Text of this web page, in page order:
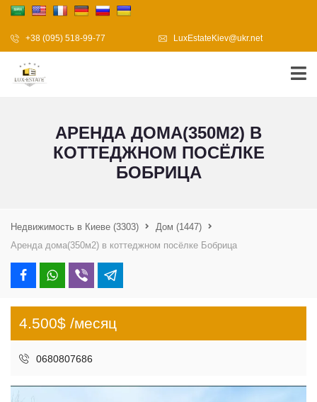
+38 (095) 518-99-77 LuxEstateKiev@ukr.net
АРЕНДА ДОМА(350М2) В
КОТТЕДЖНОМ ПОСЁЛКЕ
БОБРИЦА
Недвижимость в Киеве (3303) Дом (1447)
Аренда дома(350м2) в коттеджном посёлке Бобрица
4.500$ /месяц
0680807686